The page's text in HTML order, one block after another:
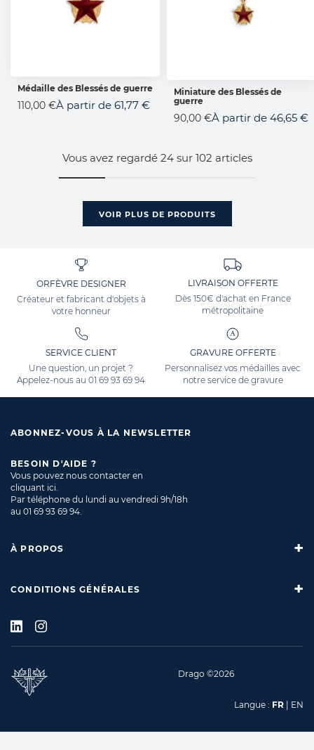
AJOUTER AU PANIER
Médaille des Blessés de guerre
110,00 €À partir de 61,77 € AJOUTER AU PANIER
Miniature des Blessés de
guerre
90,00 €À partir de 46,65 €
Vous avez regardé 24sur 102 articles
VOIR PLUS DE PRODUITS
ORFÈVRE DESIGNER
Créateur et fabricant d'objets à
votre honneur
LIVRAISON OFFERTE
Dès 150€ d'achat en France
métropolitaine
SERVICE CLIENT
Une question, un projet ?
Appelez-nous au01 69 93 69 94
GRAVURE OFFERTE
Personnalisez vos médailles avec
notre service de gravure
ABONNEZ-VOUS À LA NEWSLETTER
BESOIN D'AIDE ?
Vous pouvez nous contacter en
cliquant ici.
Par téléphone du lundi au vendredi 9h/18h
au 01 69 93 69 94.
À PROPOS
CONDITIONS GÉNÉRALES
Drago ©2026
Langue : FR EN